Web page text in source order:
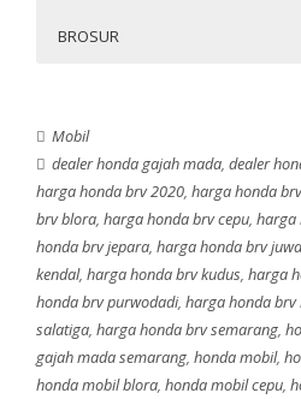
BROSUR
BR-V
E CVT
E CVT Prestige
E CVT Prestige
Mobil
dealer honda gajah mada, dealer
harga honda brv 2020, harga honda
brv blora, harga honda brv cepu, harga
honda brv jepara, harga honda brv
kendal, harga honda brv kudus, harga
honda brv purwodadi, harga honda brv
salatiga, harga honda brv semarang,
gajah mada semarang, honda mobil,
honda mobil blora, honda mobil cepu,